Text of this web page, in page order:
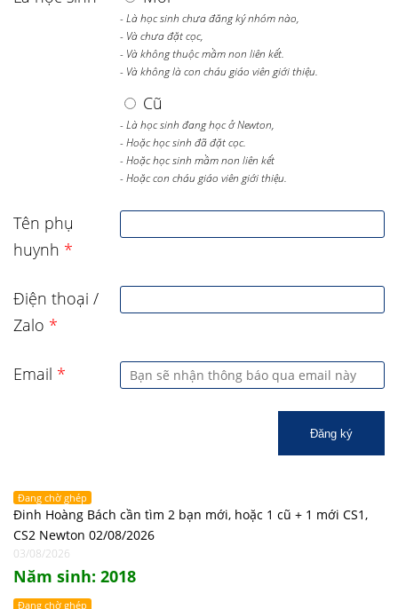
- Là học sinh chưa đăng ký nhóm nào,
- Và chưa đặt cọc,
- Và không thuộc mầm non liên kết.
- Và không là con cháu giáo viên giới thiệu.
Cũ
- Là học sinh đang học ở Newton,
- Hoặc học sinh đã đặt cọc.
- Hoặc học sinh mầm non liên kết
- Hoặc con cháu giáo viên giới thiệu.
Tên phụ
huynh *
Điện thoại /
Zalo *
Email *
Đăng ký
Đang chờ ghép
Đinh Hoàng Bách cần tìm 2 bạn mới, hoặc 1 cũ + 1 mới CS1,
CS2 Newton 02/08/2026
03/08/2026
Năm sinh: 2018
Đang chờ ghép